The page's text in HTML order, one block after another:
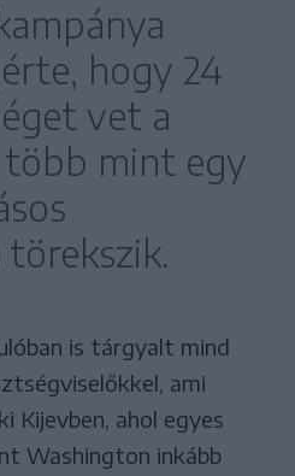
hogy 24
vet a
több mint egy
törekszik.
is tárgyalt mind
ami
ahol egyes
Washington inkább